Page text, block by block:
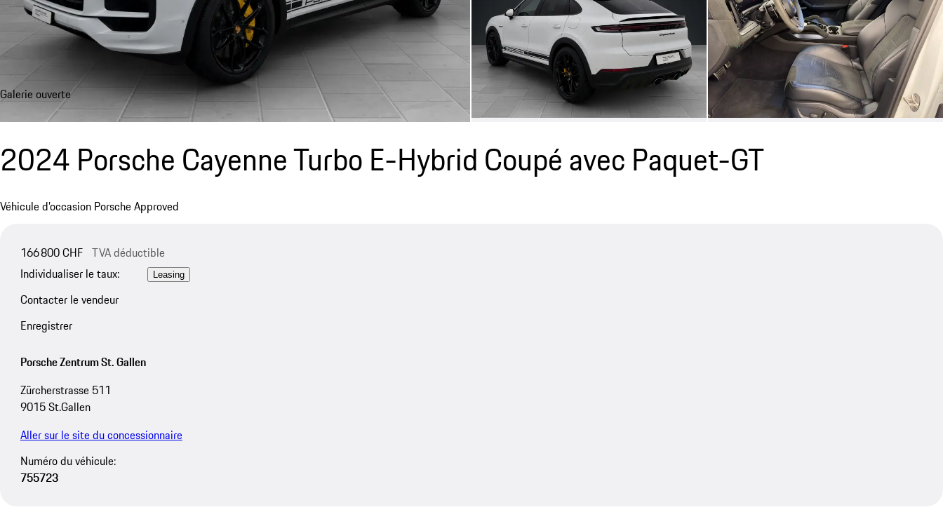
Galerie ouverte
2024 Porsche Cayenne Turbo E-Hybrid Coupé avec Paquet-GT
Véhicule d’occasion Porsche Approved
166 800 CHF TVA déductible
Individualiser le taux:
Leasing
Contacter le vendeur
Enregistrer
Porsche Zentrum St. Gallen
Zürcherstrasse 511
9015 St.Gallen
Aller sur le site du concessionnaire
Numéro du véhicule:
755723